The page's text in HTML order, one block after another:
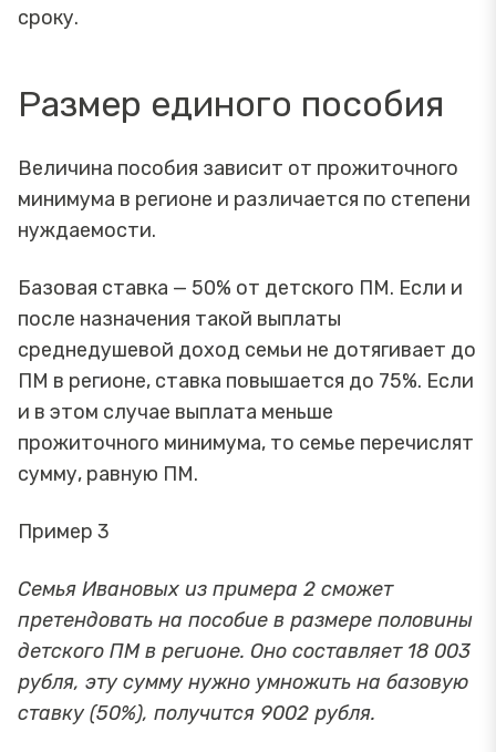
сроку.
Размер единого пособия
Величина пособия зависит от прожиточного
минимума в регионе и различается по степени
нуждаемости.
Базовая ставка — 50% от детского ПМ. Если и
после назначения такой выплаты
среднедушевой доход семьи не дотягивает до
ПМ в регионе, ставка повышается до 75%. Если
и в этом случае выплата меньше
прожиточного минимума, то семье перечислят
сумму, равную ПМ.
Пример 3
Семья Ивановых из примера 2 сможет
претендовать на пособие в размере половины
детского ПМ в регионе. Оно составляет 18 003
рубля, эту сумму нужно умножить на базовую
ставку (50%), получится 9002 рубля.